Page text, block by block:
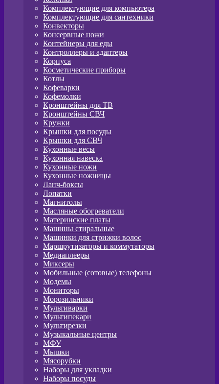
Комплектующие для компьютера
Комплектующие для сантехники
Конвекторы
Консервные ножи
Контейнеры для еды
Контроллеры и адаптеры
Корпуса
Косметические приборы
Котлы
Кофеварки
Кофемолки
Кронштейны для ТВ
Кронштейны СВЧ
Кружки
Крышки для посуды
Крышки для СВЧ
Кухонные весы
Кухонная навеска
Кухонные ножи
Кухонные ножницы
Ланч-боксы
Лопатки
Магнитолы
Масляные обогреватели
Материнские платы
Машины стиральные
Машинки для стрижки волос
Маршрутизаторы и коммутаторы
Медиаплееры
Миксеры
Мобильные (сотовые) телефоны
Модемы
Мониторы
Морозильники
Мультиварки
Мультипекари
Мультирезки
Музыкальные центры
МФУ
Мышки
Мясорубки
Наборы для укладки
Наборы посуды